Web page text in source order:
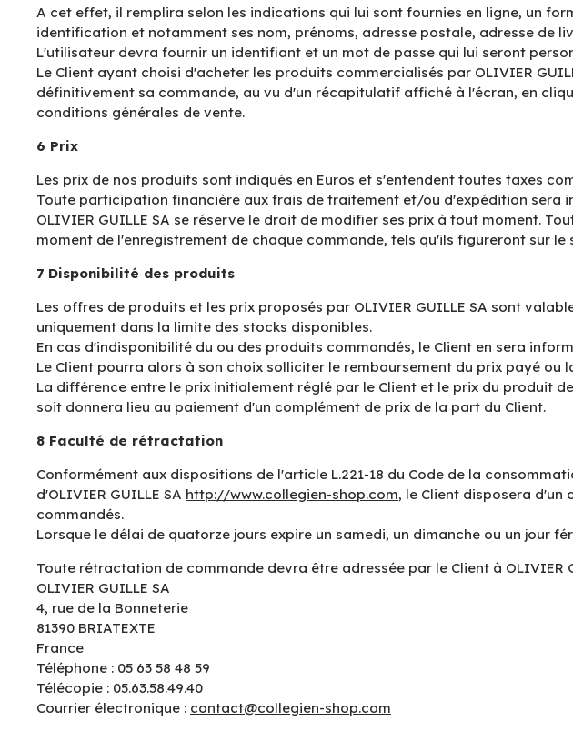
A cet effet, il remplira selon les indications qui lui sont fournies en ligne, un
identification et notamment ses nom, prénoms, adresse postale, adresse de
L'utilisateur devra fournir un identifiant et un mot de passe qui lui seront
Le Client ayant choisi d'acheter les produits commercialisés par OLIVIER
définitivement sa commande, au vu d'un récapitulatif affiché à l'écran, en
conditions générales de vente.
6 Prix
Les prix de nos produits sont indiqués en Euros et s'entendent toutes taxes
Toute participation financière aux frais de traitement et/ou d'expédition sera
OLIVIER GUILLE SA se réserve le droit de modifier ses prix à tout moment.
moment de l'enregistrement de chaque commande, tels qu'ils figureront sur le
7 Disponibilité des produits
Les offres de produits et les prix proposés par OLIVIER GUILLE SA sont
uniquement dans la limite des stocks disponibles.
En cas d'indisponibilité du ou des produits commandés, le Client en sera
Le Client pourra alors à son choix solliciter le remboursement du prix payé
La différence entre le prix initialement réglé par le Client et le prix du produit
soit donnera lieu au paiement d'un complément de prix de la part du Client.
8 Faculté de rétractation
Conformément aux dispositions de l'article L.221-18 du Code de la
d'OLIVIER GUILLE SA http://www.collegien-shop.com, le Client disposera
commandés.
Lorsque le délai de quatorze jours expire un samedi, un dimanche ou un jour
Toute rétractation de commande devra être adressée par le Client à OLIVIER
OLIVIER GUILLE SA
4, rue de la Bonneterie
81390 BRIATEXTE
France
Téléphone : 05 63 58 48 59
Télécopie : 05.63.58.49.40
Courrier électronique : contact@collegien-shop.com